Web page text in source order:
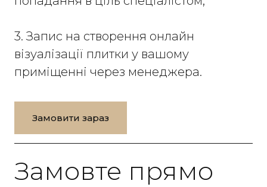
3. Запис на створення онлайн
візуалізації плитки у вашому
приміщенні через менеджера.
Замовити зараз
Замовте прямо